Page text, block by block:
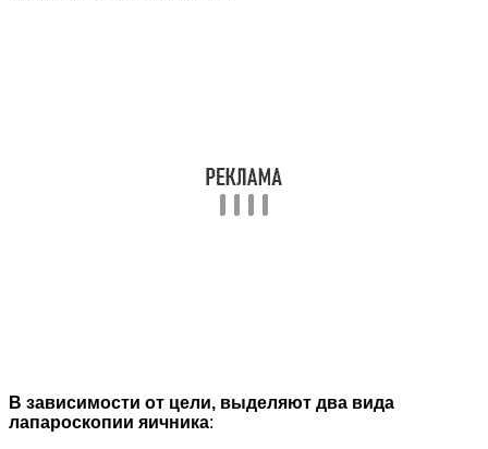
В зависимости от цели, выделяют два вида
лапароскопии яичника: